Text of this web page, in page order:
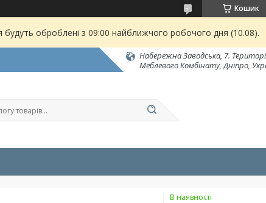
Кошик
оброблені з 09:00 найближчого робочого дня (10.08).
Набережна Заводська, 7.
Меблевого Комбінату, Дніпро,
В наявності